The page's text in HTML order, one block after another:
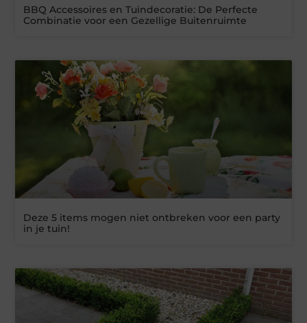
BBQ Accessoires en Tuindecoratie: De Perfecte
Combinatie voor een Gezellige Buitenruimte
Deze 5 items mogen niet ontbreken voor een party
in je tuin!